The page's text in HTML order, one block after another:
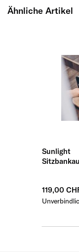
Ähnliche Artikel
Sunlight
119,00